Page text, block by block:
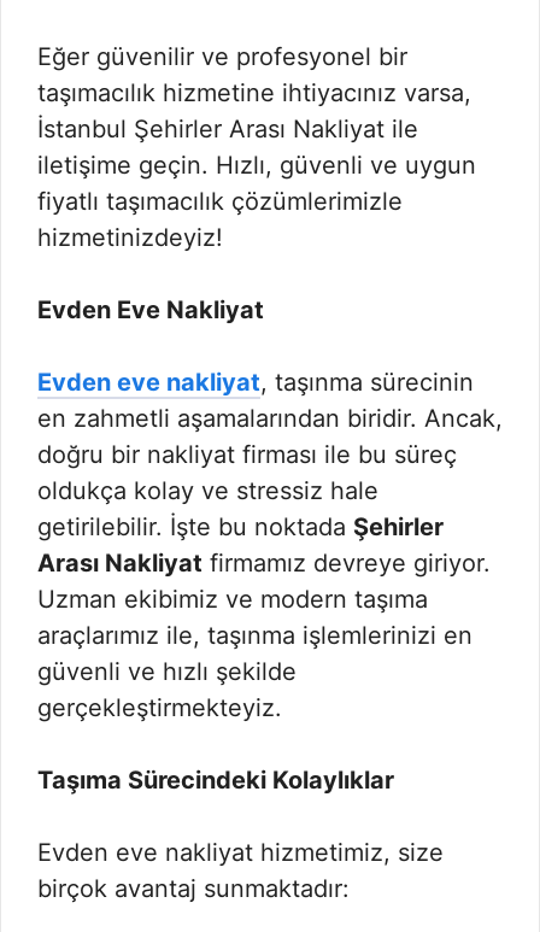
Eğer güvenilir ve profesyonel bir
taşımacılık hizmetine ihtiyacınız varsa,
İstanbul Şehirler Arası Nakliyat ile
iletişime geçin. Hızlı, güvenli ve uygun
fiyatlı taşımacılık çözümlerimizle
hizmetinizdeyiz!
Evden Eve Nakliyat
Evden eve nakliyat, taşınma sürecinin
en zahmetli aşamalarından biridir. Ancak,
doğru bir nakliyat firması ile bu süreç
oldukça kolay ve stressiz hale
getirilebilir. İşte bu noktada Şehirler
Arası Nakliyat firmamız devreye giriyor.
Uzman ekibimiz ve modern taşıma
araçlarımız ile, taşınma işlemlerinizi en
güvenli ve hızlı şekilde
gerçekleştirmekteyiz.
Taşıma Sürecindeki Kolaylıklar
Evden eve nakliyat hizmetimiz, size
birçok avantaj sunmaktadır: